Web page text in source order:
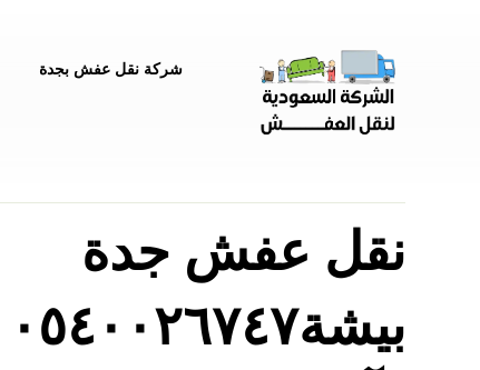
شركة نقل عفش بجدة
نقل عفش جدة